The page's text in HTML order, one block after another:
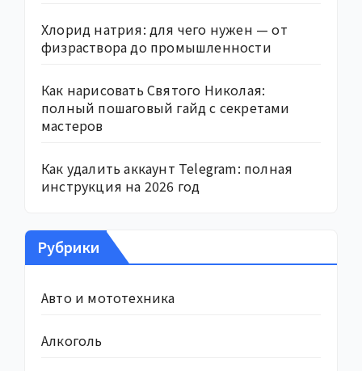
Хлорид натрия: для чего нужен — от
физраствора до промышленности
Как нарисовать Святого Николая:
полный пошаговый гайд с секретами
мастеров
Как удалить аккаунт Telegram: полная
инструкция на 2026 год
Рубрики
Авто и мототехника
Алкоголь